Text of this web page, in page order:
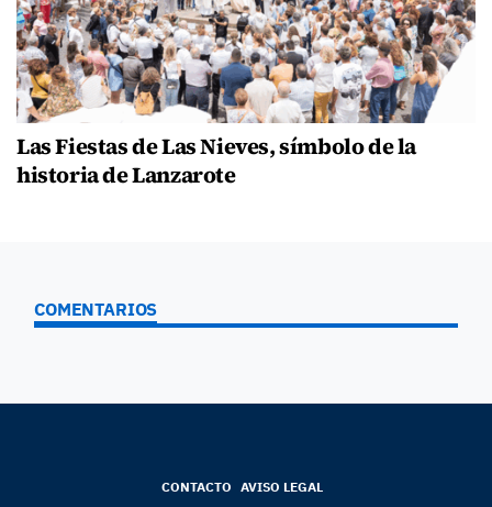
Las Fiestas de Las Nieves, símbolo de la
historia de Lanzarote
COMENTARIOS
CONTACTO AVISO LEGAL